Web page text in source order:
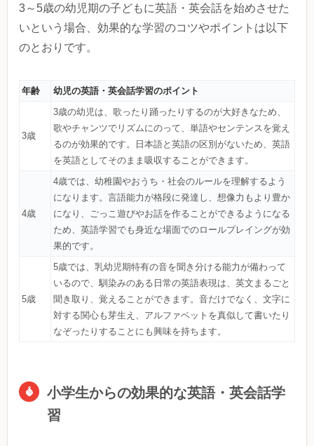
3～5歳の幼児期の子どもに英語・英会話を始めさせた
いという場合、効果的な学習のコツやポイントは以下
のとおりです。
年齢 幼児の英語・英会話学習のポイント
3歳
3歳の幼児は、歌ったり踊ったりするのが大好きなため、
歌やチャンツでリズムにのって、単語やセンテンスを覚え
るのが効果的です。日本語と英語の区別がないため、英語
を英語としてそのまま吸収することができます。
4歳
4歳では、幼稚園やおうち・社会のルールを理解するよう
になります。言語能力が格段に発達し、想像力もより豊か
になり、ごっこ遊びやお話を作ることができるようになる
ため、英語学習でも身近な場面でのロールプレイングが効
果的です。
5歳
5歳では、乳幼児期特有の音を聞き分ける能力が備わって
いるので、馴染みのある日常の英語表現は、英文まるごと
聞き取り、覚えることができます。音だけでなく、文字に
対する関心も芽生え、アルファベットを真似して書いたり
なぞったりすることにも興味を持ちます。
小学生からの効果的な英語・英会話学
習